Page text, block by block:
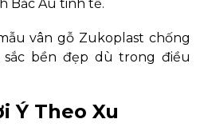
Bắc Âu tinh tế.
vân gỗ Zukoplast chống
bền đẹp dù trong điều
Ý Theo Xu